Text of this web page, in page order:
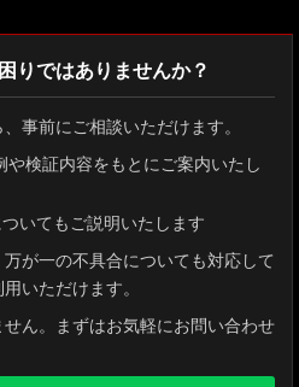
りではありませんか？
事前にご相談いただけます。
検証内容をもとにご案内いたし
いてもご説明いたします
が一の不具合についても対応して
いただけます。
ん。まずはお気軽にお問い合わせ